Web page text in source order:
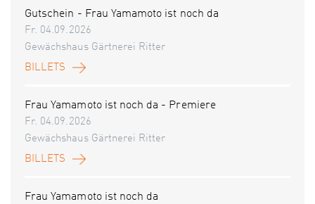
Gutschein - Frau Yamamoto ist noch da
Fr. 04.09.2026
Gewächshaus Gärtnerei Ritter
BILLETS
Frau Yamamoto ist noch da - Premiere
Fr. 04.09.2026
Gewächshaus Gärtnerei Ritter
BILLETS
Frau Yamamoto ist noch da